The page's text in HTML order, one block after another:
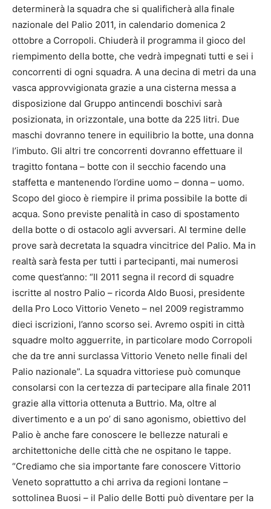
determinerà la squadra che si qualificherà alla finale
nazionale del Palio 2011, in calendario domenica 2
ottobre a Corropoli. Chiuderà il programma il gioco del
riempimento della botte, che vedrà impegnati tutti e sei i
concorrenti di ogni squadra. A una decina di metri da una
vasca approvvigionata grazie a una cisterna messa a
disposizione dal Gruppo antincendi boschivi sarà
posizionata, in orizzontale, una botte da 225 litri. Due
maschi dovranno tenere in equilibrio la botte, una donna
l’imbuto. Gli altri tre concorrenti dovranno effettuare il
tragitto fontana – botte con il secchio facendo una
staffetta e mantenendo l’ordine uomo – donna – uomo.
Scopo del gioco è riempire il prima possibile la botte di
acqua. Sono previste penalità in caso di spostamento
della botte o di ostacolo agli avversari. Al termine delle
prove sarà decretata la squadra vincitrice del Palio. Ma in
realtà sarà festa per tutti i partecipanti, mai numerosi
come quest’anno: “Il 2011 segna il record di squadre
iscritte al nostro Palio – ricorda Aldo Buosi, presidente
della Pro Loco Vittorio Veneto – nel 2009 registrammo
dieci iscrizioni, l’anno scorso sei. Avremo ospiti in città
squadre molto agguerrite, in particolare modo Corropoli
che da tre anni surclassa Vittorio Veneto nelle finali del
Palio nazionale”. La squadra vittoriese può comunque
consolarsi con la certezza di partecipare alla finale 2011
grazie alla vittoria ottenuta a Buttrio. Ma, oltre al
divertimento e a un po’ di sano agonismo, obiettivo del
Palio è anche fare conoscere le bellezze naturali e
architettoniche delle città che ne ospitano le tappe.
“Crediamo che sia importante fare conoscere Vittorio
Veneto soprattutto a chi arriva da regioni lontane –
sottolinea Buosi – il Palio delle Botti può diventare per la